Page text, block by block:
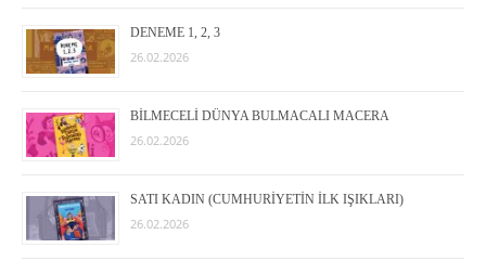
DENEME 1, 2, 3
26.02.2026
BİLMECELİ DÜNYA BULMACALI MACERA
26.02.2026
SATI KADIN (CUMHURİYETİN İLK IŞIKLARI)
26.02.2026